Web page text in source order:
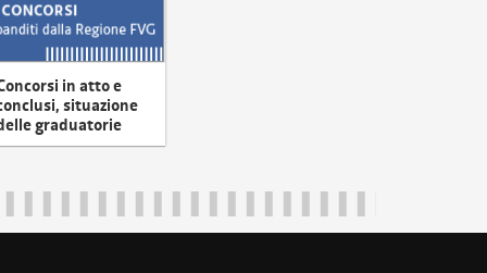
in atto e
situazione
graduatorie